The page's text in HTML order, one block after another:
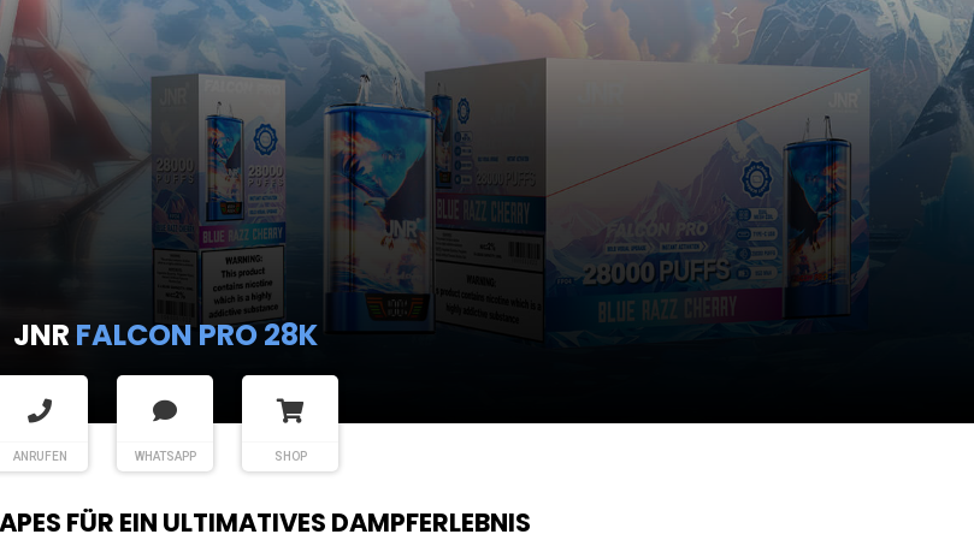
JNR FALCON PRO 28K
ANRUFEN WHATSAPP SHOP
FÜR EIN ULTIMATIVES DAMPFERLEBNIS